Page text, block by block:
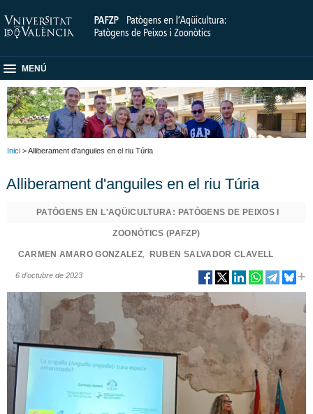
MENÚ
Inici > Alliberament d'anguiles en el riu Túria
Alliberament d'anguiles en el riu Túria
PATÒGENS EN L'AQÜICULTURA: PATÒGENS DE PEIXOS I
ZOONÒTICS (PAFZP)
CARMEN AMARO GONZALEZ RUBEN SALVADOR CLAVELL
6 d’octubre de 2023